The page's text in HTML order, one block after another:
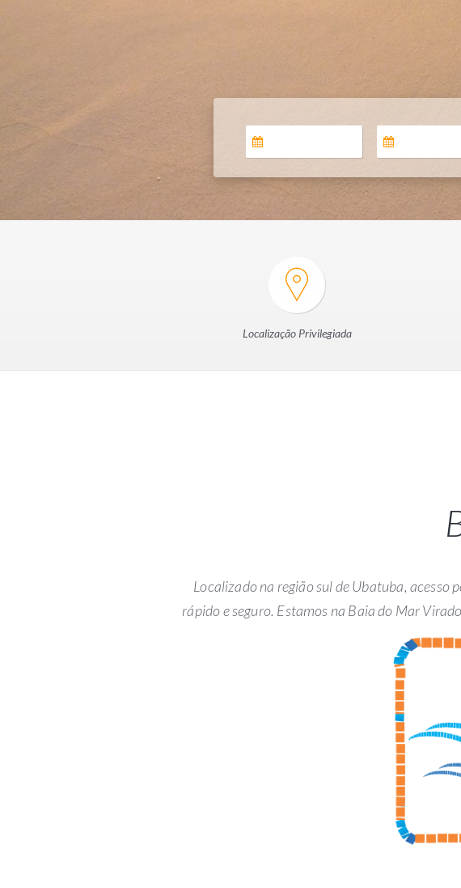
Localização Privilegiada
Localizado na região sul de Ubatuba,
rápido e seguro. Estamos na Baia do Mar